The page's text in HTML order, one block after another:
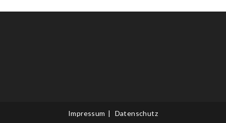
Impressum Datenschutz